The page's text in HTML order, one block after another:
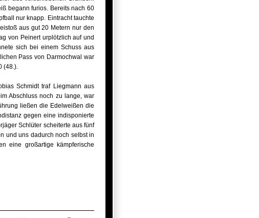
begann furios. Bereits nach 60
nur knapp. Eintracht tauchte
aus gut 20 Metern nur den
von Peinert urplötzlich auf und
sich bei einem Schuss aus
Pass von Darmochwal war
(48.).
Schmidt traf Liegmann aus
Abschluss noch zu lange, war
ließen die Edelweißen die
gegen eine indisponierte
Schlüter scheiterte aus fünf
und uns dadurch noch selbst in
eine großartige kämpferische